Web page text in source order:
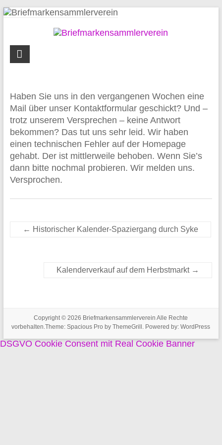
Zum
Umgebung
Haben Sie uns in den vergangenen Wochen eine
Mail über unser Kontaktformular geschickt? Und –
trotz unserem Versprechen – keine Antwort
bekommen? Das tut uns sehr leid. Wir haben
einen technischen Fehler auf der Homepage
gehabt. Der ist mittlerweile behoben. Wenn Sie’s
dann bitte nochmal probieren. Wir melden uns.
Versprochen.
← Historischer Kalender-Spaziergang durch Syke
Kalenderverkauf auf dem Herbstmarkt →
Copyright © 2026 Briefmarkensammlerverein Alle Rechte
vorbehalten.Theme:Spacious Pro by ThemeGrill. Powered by:WordPress
DSGVO Cookie Consent mit Real Cookie Banner